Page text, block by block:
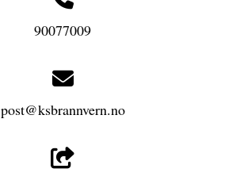
90077009
post@ksbrannvern.no